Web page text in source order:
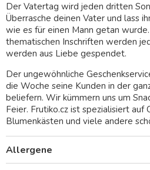
Der Vatertag wird jeden dritten
Überrasche deinen Vater und lass
wie es für einen Mann getan
thematischen Inschriften werden
werden aus Liebe gespendet.
Der ungewöhnliche
die Woche seine Kunden in der
beliefern. Wir kümmern uns um
Feier. Frutiko.cz ist spezialisiert auf
Blumenkästen und viele andere
Allergene